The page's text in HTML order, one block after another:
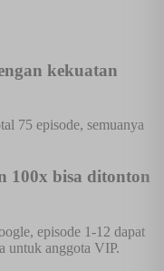
kekuatan
75 episode, semuanya
100x bisa ditonton
episode 1-12 dapat
untuk anggota VIP.